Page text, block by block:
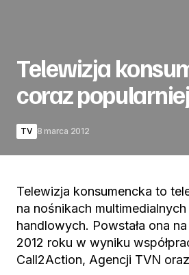
Telewizja
coraz
TV 8 marca 2012
Telewizja konsumencka to
na nośnikach
handlowych. Powstała ona
2012 roku w wyniku
Call2Action, Agencji TVN